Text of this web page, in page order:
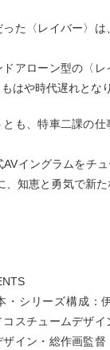
た〈レイバー〉は
アローン型の〈
はや時代遅れとな
も、特車二課の
イングラムをチ
、知恵と勇気で新
・シリーズ構成：
スチュームデザ
イン・総作画監